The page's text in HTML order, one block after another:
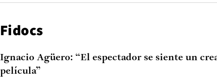
Fidocs
Ignacio Agüero: “El espectador se siente un
película”